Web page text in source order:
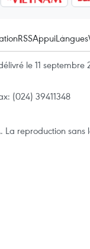
RSSAppuiLangues
le 11
(024) 39411348
reproduction